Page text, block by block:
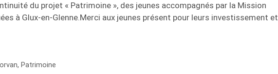
du projet « Patrimoine », des jeunes accompagnés par la Mission
à Glux-en-Glenne.Merci aux jeunes présent pour leurs investissement et
, Patrimoine